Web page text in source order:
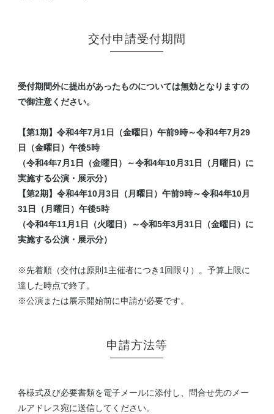
交付申請受付期間
受付期間外に提出があったものについては無効となりますの
で御注意ください。
【第1期】令和4年7月1日（金曜日）午前9時～令和4年7月29
日（金曜日）午後5時
（令和4年7月1日（金曜日）～令和4年10月31日（月曜日）に
実施する公演・展示分）
【第2期】令和4年10月3日（月曜日）午前9時～令和4年10月
31日（月曜日）午後5時
（令和4年11月1日（火曜日）～令和5年3月31日（金曜日）に
実施する公演・展示分）
※先着順（交付は原則1主催者につき1回限り）。予算上限に
達した時点で終了。
※公演または展示開始前に申請が必要です。
申請方法等
各様式及び必要書類を電子メールに添付し、問合せ先のメー
ルアドレス宛に送信してください。